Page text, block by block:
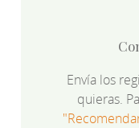
Envía los
quieras.